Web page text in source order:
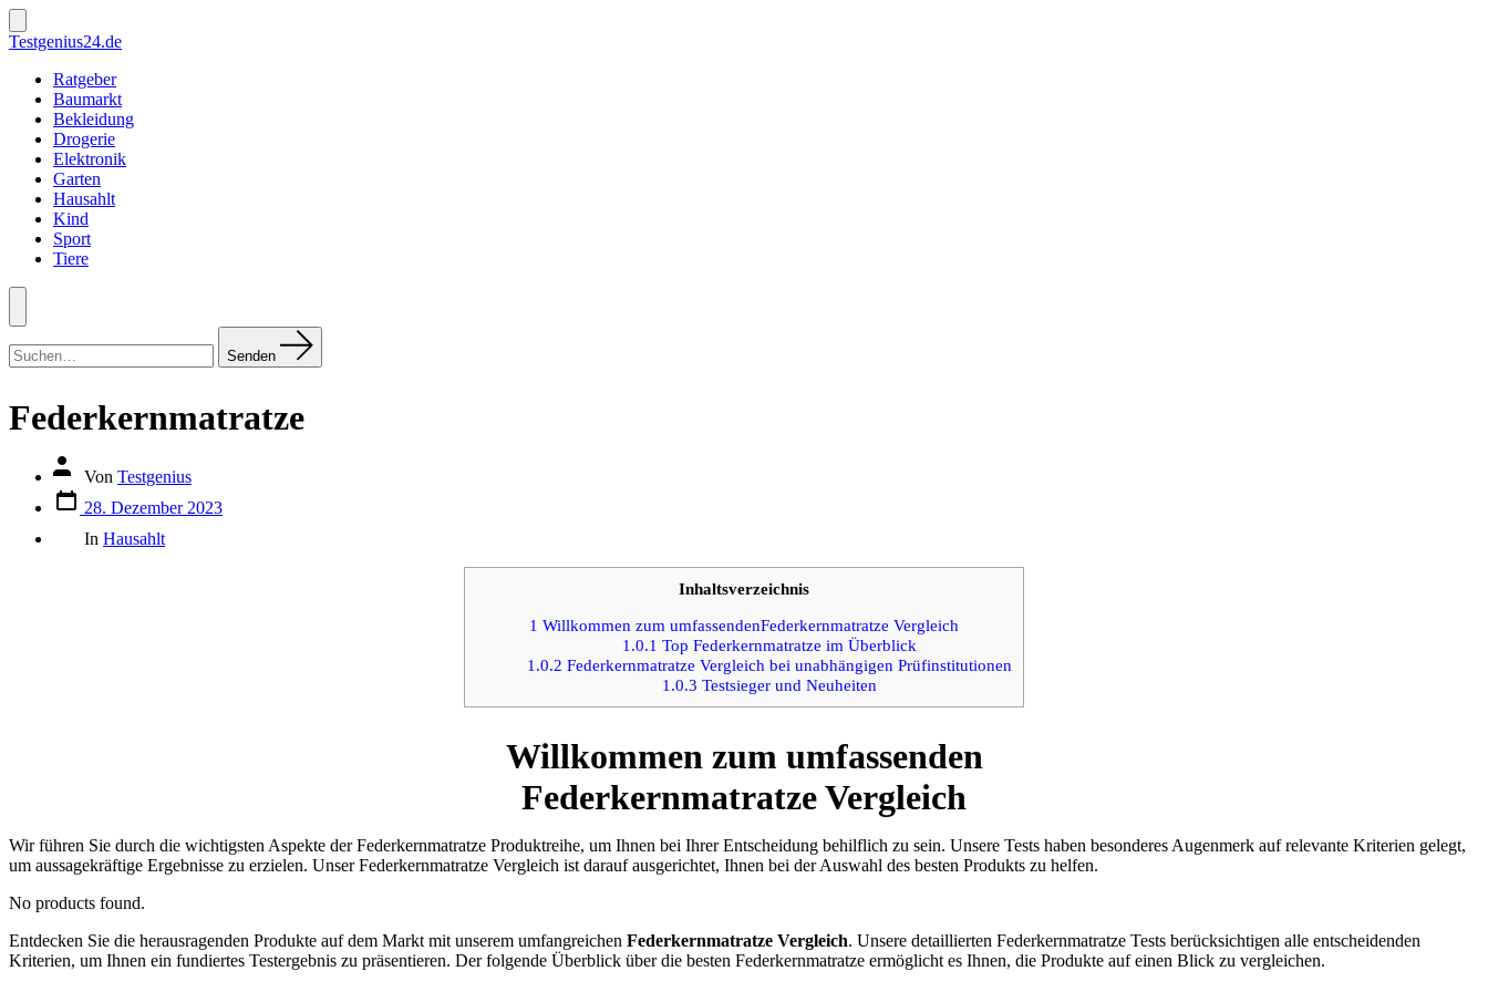
Zum
Inhalt
springen
Suche
ein-/ausblenden
Testgenius24.de
Ratgeber
Baumarkt
Bekleidung
Drogerie
Elektronik
Garten
Hausahlt
Kind
Sport
Tiere
Menü
nach:
Senden
Federkernmatratze
Autor
Beitrags
Von Testgenius
Datum
des
Beitrags
28. Dezember 2023
In Hausahlt
Inhaltsverzeichnis
1 Willkommen zum umfassendenFederkernmatratze Vergleich
1.0.1 Top Federkernmatratze im Überblick
1.0.2 Federkernmatratze Vergleich bei unabhängigen Prüfinstitutionen
1.0.3 Testsieger und Neuheiten
Willkommen zum umfassenden
Federkernmatratze Vergleich
Wir führen Sie durch die wichtigsten Aspekte der Federkernmatratze Produktreihe, um Ihnen bei Ihrer Entscheidung behilflich zu sein. Unsere Tests haben besonderes Augenmerk auf relevante Kriterien gelegt,
um aussagekräftige Ergebnisse zu erzielen. Unser Federkernmatratze Vergleich ist darauf ausgerichtet, Ihnen bei der Auswahl des besten Produkts zu helfen.
No products found.
Entdecken Sie die herausragenden Produkte auf dem Markt mit unserem umfangreichen Federkernmatratze Vergleich. Unsere detaillierten Federkernmatratze Tests berücksichtigen alle entscheidenden
Kriterien, um Ihnen ein fundiertes Testergebnis zu präsentieren. Der folgende Überblick über die besten Federkernmatratze ermöglicht es Ihnen, die Produkte auf einen Blick zu vergleichen.